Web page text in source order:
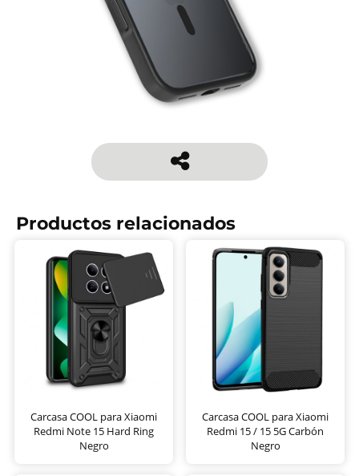
Productos relacionados
Carcasa COOL para Xiaomi
Redmi Note 15 Hard Ring
Negro
Carcasa COOL para Xiaomi
Redmi 15 / 15 5G Carbón
Negro